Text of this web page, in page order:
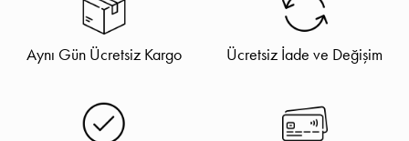
Aynı Gün Ücretsiz Kargo Ücretsiz İade ve Değişim